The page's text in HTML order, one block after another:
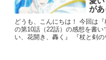
があ
どうも、こんにちは！ 今回は
の第10話（22話）の感想を書
い、花開き、轟く』 『杖と剣